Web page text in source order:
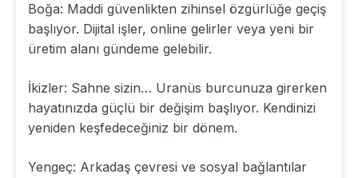
Boğa: Maddi güvenlikten zihinsel özgürlüğe geçiş
başlıyor. Dijital işler, online gelirler veya yeni bir
üretim alanı gündeme gelebilir.
İkizler: Sahne sizin… Uranüs burcunuza girerken
hayatınızda güçlü bir değişim başlıyor. Kendinizi
yeniden keşfedeceğiniz bir dönem.
Yengeç: Arkadaş çevresi ve sosyal bağlantılar